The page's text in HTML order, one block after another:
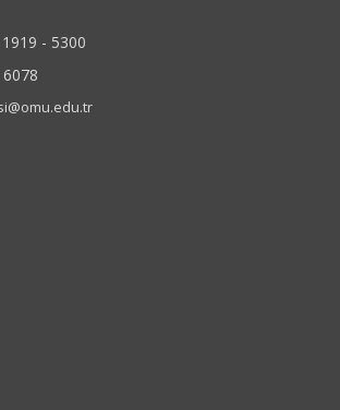
- 5300